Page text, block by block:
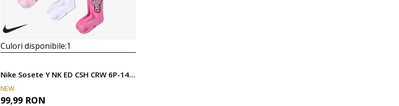
Culori disponibile:1
Nike Sosete Y NK ED CSH CRW 6P-144 SARTGFX
NEW
99,99 RON